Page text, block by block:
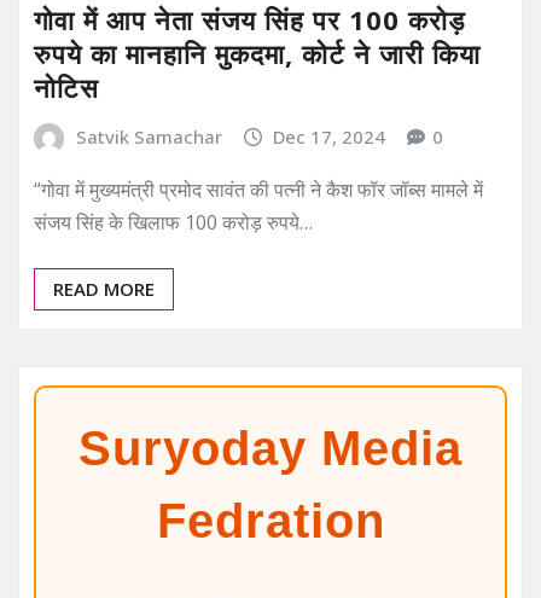
गोवा में आप नेता संजय सिंह पर 100 करोड़
रुपये का मानहानि मुकदमा, कोर्ट ने जारी किया
नोटिस
Satvik Samachar Dec 17, 2024 0
“गोवा में मुख्यमंत्री प्रमोद सावंत की पत्नी ने कैश फॉर जॉब्स मामले में
संजय सिंह के खिलाफ 100 करोड़ रुपये…
READ MORE
Suryoday Media
Fedration